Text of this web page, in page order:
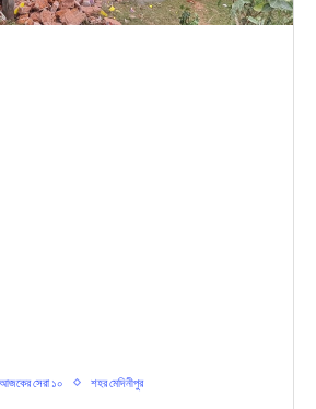
আজকের সেরা ১০ শহর মেদিনীপুর